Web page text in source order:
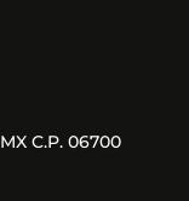
C.P. 06700